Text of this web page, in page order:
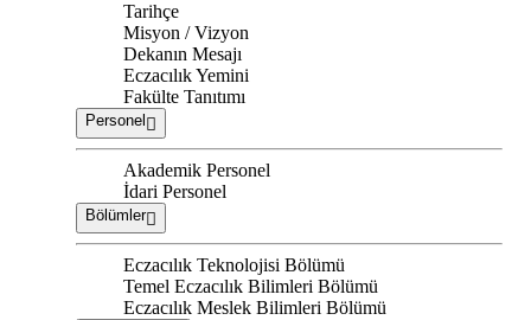
Tarihçe
Misyon / Vizyon
Dekanın Mesajı
Eczacılık Yemini
Fakülte Tanıtımı
Personel
Akademik Personel
İdari Personel
Bölümler
Eczacılık Teknolojisi Bölümü
Temel Eczacılık Bilimleri Bölümü
Eczacılık Meslek Bilimleri Bölümü